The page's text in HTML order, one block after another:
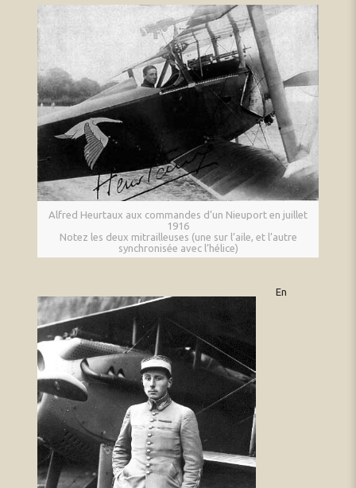
Alfred Heurtaux aux commandes d’un Nieuport en juillet
1916
Notez les deux mitrailleuses (une sur l’aile, et l’autre
synchronisée avec l’hélice)
En